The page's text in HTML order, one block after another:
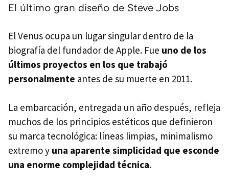
El último gran diseño de Steve Jobs
El Venus ocupa un lugar singular dentro de la
biografía del fundador de Apple. Fue uno de los
últimos proyectos en los que trabajó
personalmente antes de su muerte en 2011.
La embarcación, entregada un año después, refleja
muchos de los principios estéticos que definieron
su marca tecnológica: líneas limpias, minimalismo
extremo y una aparente simplicidad que esconde
una enorme complejidad técnica.